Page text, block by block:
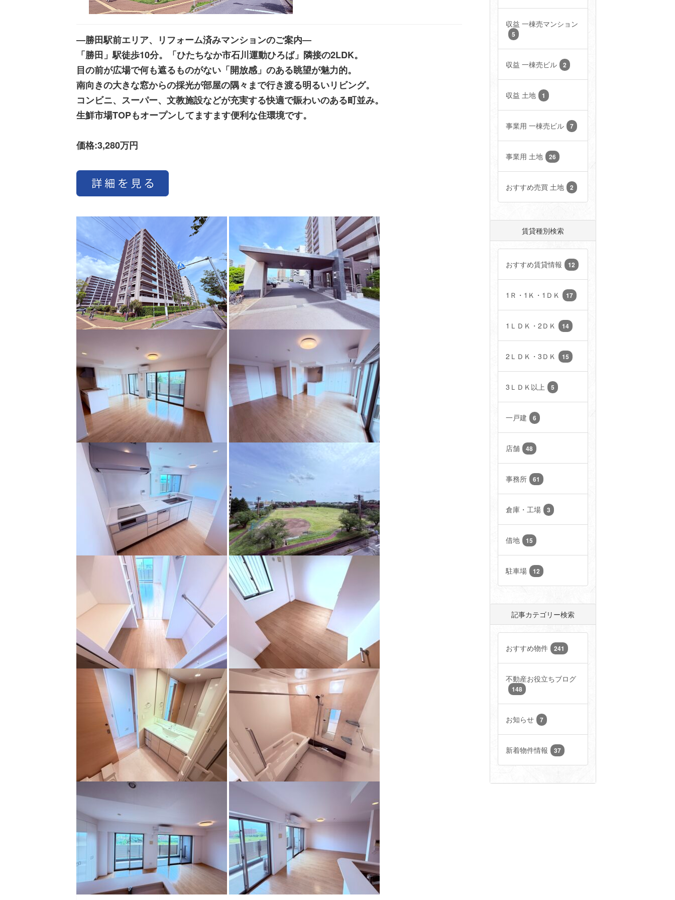
―勝田駅前エリア、リフォーム済みマンションのご案内―
「勝田」駅徒歩10分。「ひたちなか市石川運動ひろば」隣接の2LDK。
目の前が広場で何も遮るものがない「開放感」のある眺望が魅力的。
南向きの大きな窓からの採光が部屋の隅々まで行き渡る明るいリビング。
コンビニ、スーパー、文教施設などが充実する快適で賑わいのある町並み。
生鮮市場TOPもオープンしてますます便利な住環境です。
価格:3,280万円
収益 一棟売マンション
5
収益 一棟売ビル 2
収益 土地 1
事業用 一棟売ビル 7
事業用 土地 26
おすすめ売買 土地 2
賃貸種別検索
おすすめ賃貸情報 12
1Ｒ・1Ｋ・1ＤＫ 17
1ＬＤＫ・2ＤＫ 14
2ＬＤＫ・3ＤＫ 15
3ＬＤＫ以上 5
一戸建 6
店舗 48
事務所 61
倉庫・工場 3
借地 15
駐車場 12
記事カテゴリー検索
おすすめ物件 241
不動産お役立ちブログ
148
お知らせ 7
新着物件情報 37